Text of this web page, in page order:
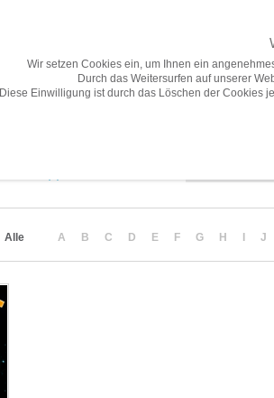
Alle A B C D E F G H J
Wir setzen Cookies ein, um Ihnen ein
Durch das Weitersurfen auf unserer
Diese Einwilligung ist durch das Löschen der Cookies